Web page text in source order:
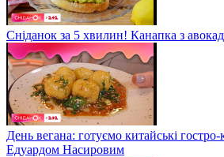
Сніданок за 5 хвилин! Канапка з
День вегана: готуємо китайські
Едуардом Насировим